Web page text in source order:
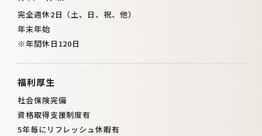
完全週休2日（土、日、祝、他）
年末年始
※年間休日120日
福利厚生
社会保険完備
資格取得支援制度有
5年毎にリフレッシュ休暇有